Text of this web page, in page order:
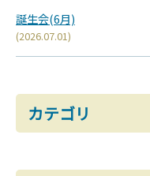
誕生会(6月)
(2026.07.01)
カテゴリ